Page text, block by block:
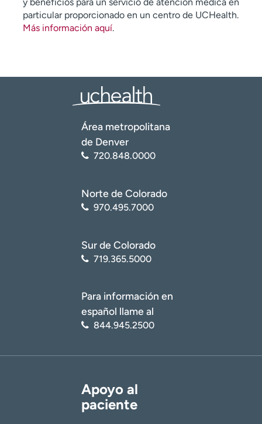
particular proporcionado en un centro de UCHealth.
Más información aquí.
Área metropolitana
de Denver
720.848.0000
Norte de Colorado
970.495.7000
Sur de Colorado
719.365.5000
Para información en
español llame al
844.945.2500
Apoyo al
paciente